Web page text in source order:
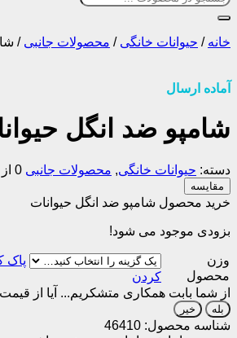
خانه / حیوانات خانگی / محصولات جانبی /
آماده ارسال
شامپو ضد انگل
دسته: حیوانات خانگی, محصولات جانبی 0 از 5
مقایسه
خرید محصول شامپو ضد انگل حیوانات
بزودی موجود می شود!
وزن
محصول
کردن
از شما بابت همکاری متشکریم... آیا از
بله خیر
شناسه محصول: 46410